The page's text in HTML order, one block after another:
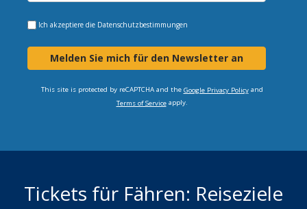
Ich akzeptiere die Datenschutzbestimmungen
Melden Sie mich für den Newsletter an
This site is protected by reCAPTCHA and the Google Privacy Policyand
Terms of Serviceapply.
Tickets für Fähren: Reiseziele